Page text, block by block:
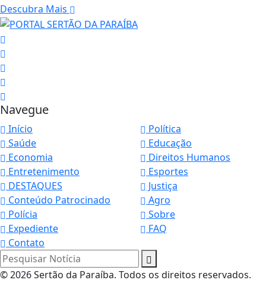
Descubra Mais
Navegue
Início
Política
Saúde
Educação
Economia
Direitos Humanos
Entretenimento
Esportes
DESTAQUES
Justiça
Conteúdo Patrocinado
Agro
Polícia
Sobre
Expediente
FAQ
Contato
Pesquisar Notícia
© 2026 Sertão da Paraíba. Todos os direitos reservados.